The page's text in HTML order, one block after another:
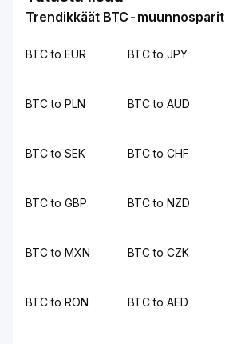
Trendikkäät BTC-muunnosparit
BTC to EUR BTC to JPY
BTC to PLN BTC to AUD
BTC to SEK BTC to CHF
BTC to GBP BTC to NZD
BTC to MXN BTC to CZK
BTC to RON BTC to AED